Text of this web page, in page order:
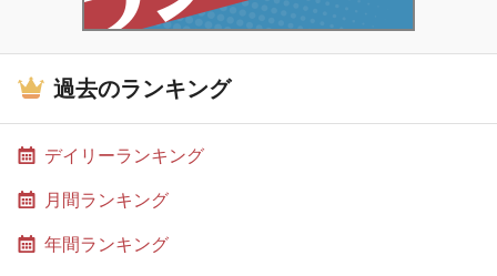
過去のランキング
デイリーランキング
月間ランキング
年間ランキング